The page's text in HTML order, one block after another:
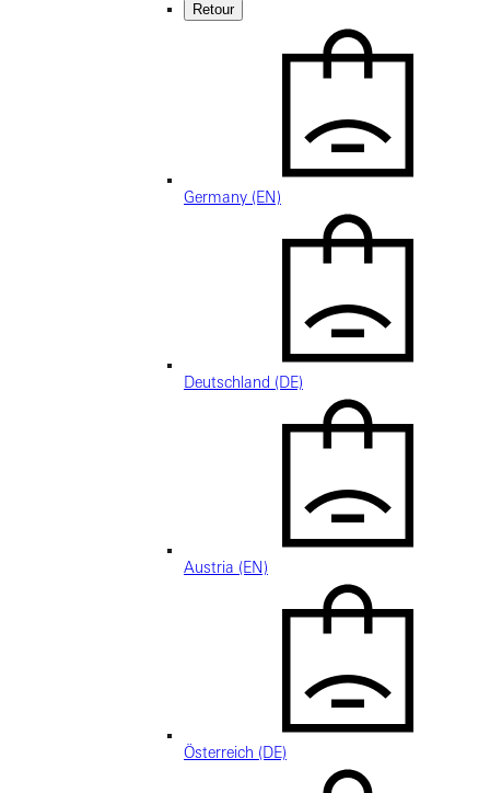
Retour
Germany (EN)
Deutschland (DE)
Austria (EN)
Österreich (DE)